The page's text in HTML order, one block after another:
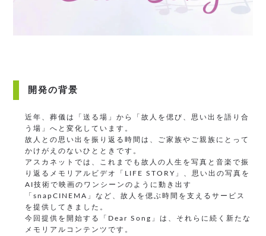
開発の背景
近年、葬儀は「送る場」から「故人を偲び、思い出を語り合
う場」へと変化しています。
故人との思い出を振り返る時間は、ご家族やご親族にとって
かけがえのないひとときです。
アスカネットでは、これまでも故人の人生を写真と音楽で振
り返るメモリアルビデオ「LIFE STORY」、思い出の写真を
AI技術で映画のワンシーンのように動き出す
「snapCINEMA」など、故人を偲ぶ時間を支えるサービス
を提供してきました。
今回提供を開始する「Dear Song」は、それらに続く新たな
メモリアルコンテンツです。